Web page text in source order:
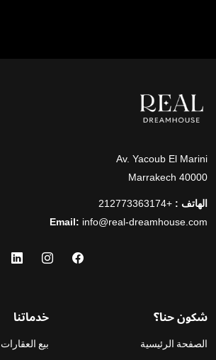
Av. Yacoub El Marini
40000 Marrakech
الهاتف : +212773363174
Email: info@real-dreamhouse.com
شكون حنا؟
الصفحة الرئيسية
خدماتنا
بيع العقارات